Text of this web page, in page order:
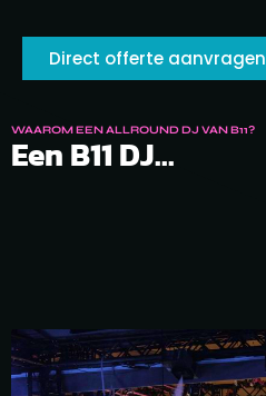
Direct offerte aanvragen
WAAROM EEN ALLROUND DJ VAN B11?
Een B11 DJ...